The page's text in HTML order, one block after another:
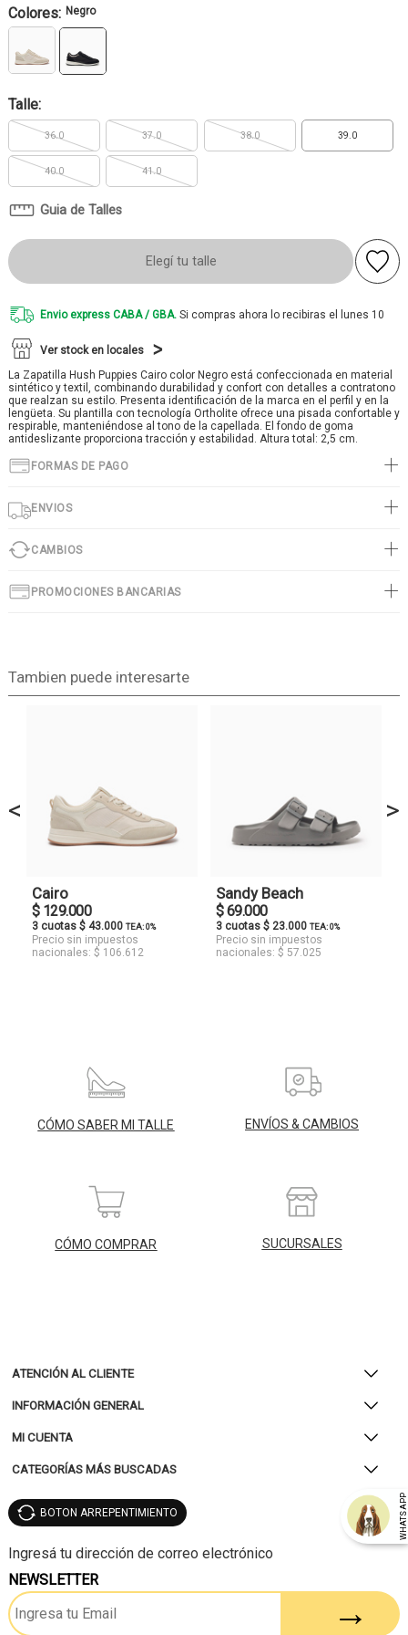
Colores: Negro
Talle:
36.0 37.0 38.0 39.0
40.0 41.0
Guia de Talles
Elegí tu talle
Envio express CABA / GBA. Si compras ahora lo recibiras el lunes 10
Ver stock en locales
La Zapatilla Hush Puppies Cairo color Negro está confeccionada en material
sintético y textil, combinando durabilidad y confort con detalles a contratono
que realzan su estilo. Presenta identificación de la marca en el perfil y en la
lengüeta. Su plantilla con tecnología Ortholite ofrece una pisada confortable y
respirable, manteniéndose al tono de la capellada. El fondo de goma
antideslizante proporciona tracción y estabilidad. Altura total: 2,5 cm.
FORMAS DE PAGO
ENVIOS
CAMBIOS
PROMOCIONES BANCARIAS
Tambien puede interesarte
<
Cairo
$ 129.000
3 cuotas $ 43.000 TEA: 0%
Precio sin impuestos
nacionales: $ 106.612
Sandy Beach
$ 69.000
3 cuotas $ 23.000 TEA: 0%
Precio sin impuestos
nacionales: $ 57.025
>
CÓMO SABER MI TALLE ENVÍOS & CAMBIOS
CÓMO COMPRAR SUCURSALES
ATENCIÓN AL CLIENTE
INFORMACIÓN GENERAL
MI CUENTA
CATEGORÍAS MÁS BUSCADAS
WHATSAPP
BOTON ARREPENTIMIENTO
NEWSLETTER